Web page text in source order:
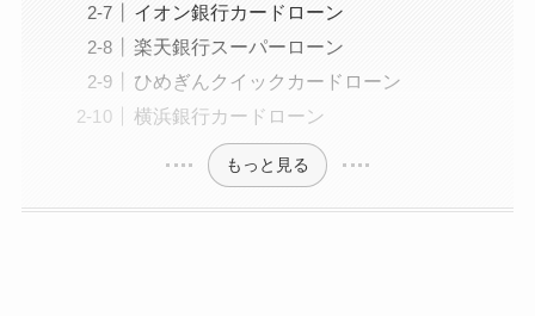
イオン銀行カードローン
楽天銀行スーパーローン
ひめぎんクイックカードローン
横浜銀行カードローン
もっと見る